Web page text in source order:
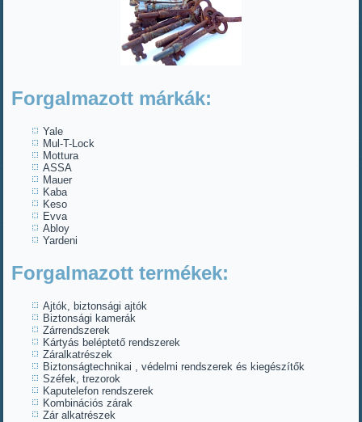
Forgalmazott márkák:
Yale
Mul-T-Lock
Mottura
ASSA
Mauer
Kaba
Keso
Evva
Abloy
Yardeni
Forgalmazott termékek:
Ajtók, biztonsági ajtók
Biztonsági kamerák
Zárrendszerek
Kártyás beléptető rendszerek
Záralkatrészek
Biztonságtechnikai , védelmi rendszerek és kiegészítők
Széfek, trezorok
Kaputelefon rendszerek
Kombinációs zárak
Zár alkatrészek